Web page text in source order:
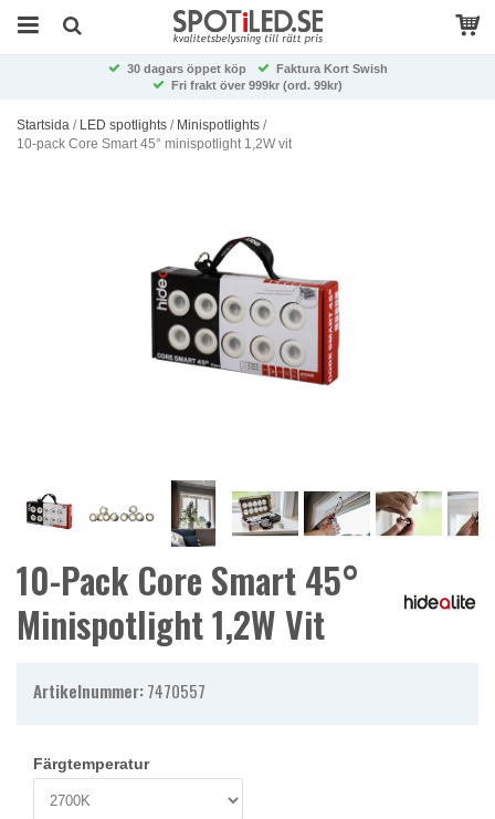
30 dagars öppet köp
Faktura Kort Swish
Fri frakt över 999kr (ord. 99kr)
Startsida / LED spotlights / Minispotlights /
10-pack Core Smart 45° minispotlight 1,2W vit
10-Pack Core Smart 45°
Minispotlight 1,2W Vit
Artikelnummer:7470557
Färgtemperatur